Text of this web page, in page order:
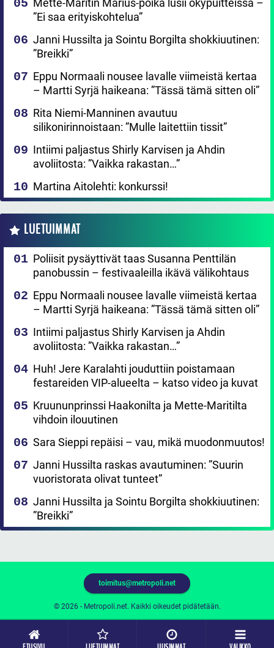
Mette-Maritin Marius-poika lusii ökypuitteissa –
”Ei saa erityiskohtelua”
Janni Hussilta ja Sointu Borgilta shokkiuutinen:
”Breikki”
Eppu Normaali nousee lavalle viimeistä kertaa
– Martti Syrjä haikeana: ”Tässä tämä sitten oli”
Rita Niemi-Manninen avautuu
silikonirinnoistaan: ”Mulle laitettiin tissit”
Intiimi paljastus Shirly Karvisen ja Ahdin
avoliitosta: ”Vaikka rakastan…”
Martina Aitolehti: konkurssi!
LUETUIMMAT
Poliisit pysäyttivät taas Susanna Penttilän
panobussin – festivaaleilla ikävä välikohtaus
Eppu Normaali nousee lavalle viimeistä kertaa
– Martti Syrjä haikeana: ”Tässä tämä sitten oli”
Intiimi paljastus Shirly Karvisen ja Ahdin
avoliitosta: ”Vaikka rakastan…”
Huh! Jere Karalahti jouduttiin poistamaan
festareiden VIP-alueelta – katso video ja kuvat
Kruununprinssi Haakonilta ja Mette-Maritilta
vihdoin ilouutinen
Sara Sieppi repäisi – vau, mikä muodonmuutos!
Janni Hussilta raskas avautuminen: ”Suurin
vuoristorata olivat tunteet”
Janni Hussilta ja Sointu Borgilta shokkiuutinen:
”Breikki”
© 2026 - Metropoli.net. Kaikki oikeudet pidätetään.
toimitus@metropoli.net